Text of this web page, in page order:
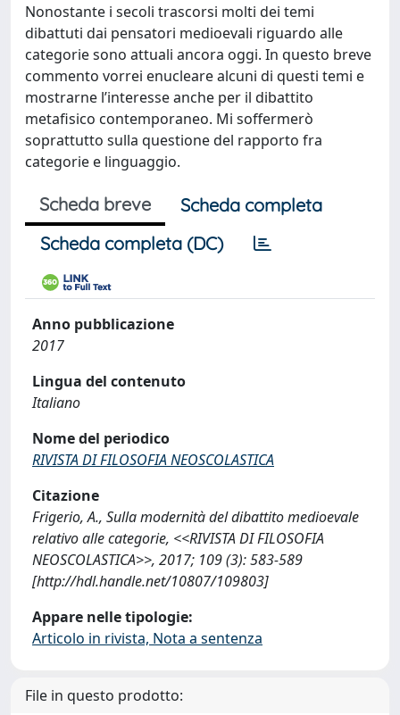
Nonostante i secoli trascorsi molti dei temi
dibattuti dai pensatori medioevali riguardo alle
categorie sono attuali ancora oggi. In questo breve
commento vorrei enucleare alcuni di questi temi e
mostrarne l’interesse anche per il dibattito
metafisico contemporaneo. Mi soffermerò
soprattutto sulla questione del rapporto fra
categorie e linguaggio.
Scheda breve
Scheda completa
Scheda completa (DC)
Anno pubblicazione
2017
Lingua del contenuto
Italiano
Nome del periodico
RIVISTA DI FILOSOFIA NEOSCOLASTICA
Citazione
Frigerio, A., Sulla modernità del dibattito medioevale
relativo alle categorie, <<RIVISTA DI FILOSOFIA
NEOSCOLASTICA>>, 2017; 109 (3): 583-589
[http://hdl.handle.net/10807/109803]
Appare nelle tipologie:
Articolo in rivista, Nota a sentenza
File in questo prodotto: